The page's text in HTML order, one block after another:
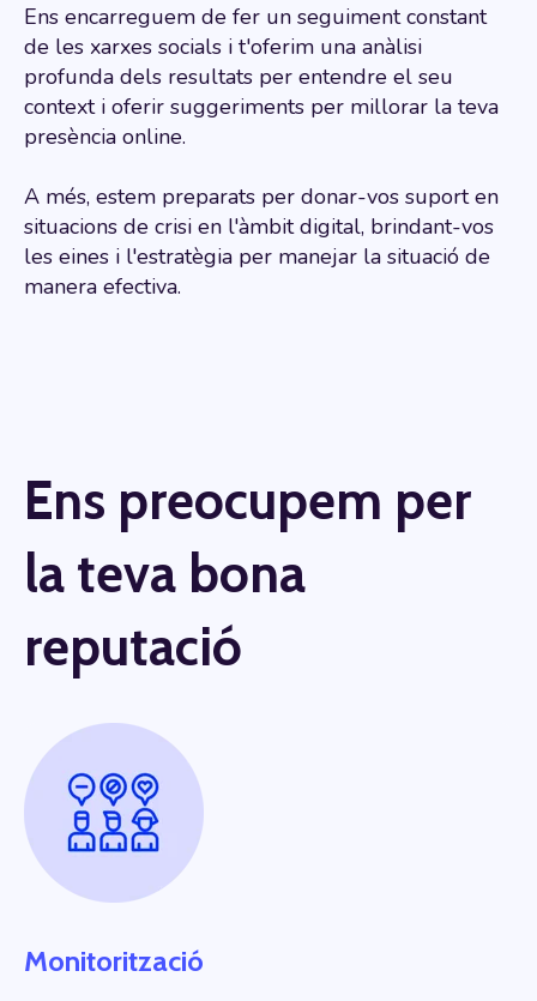
Ens encarreguem de fer un seguiment constant
de les xarxes socials i t'oferim una anàlisi
profunda dels resultats per entendre el seu
context i oferir suggeriments per millorar la teva
presència online.
A més, estem preparats per donar-vos suport en
situacions de crisi en l'àmbit digital, brindant-vos
les eines i l'estratègia per manejar la situació de
manera efectiva.
Ens preocupem per
la teva bona
reputació
Monitorització